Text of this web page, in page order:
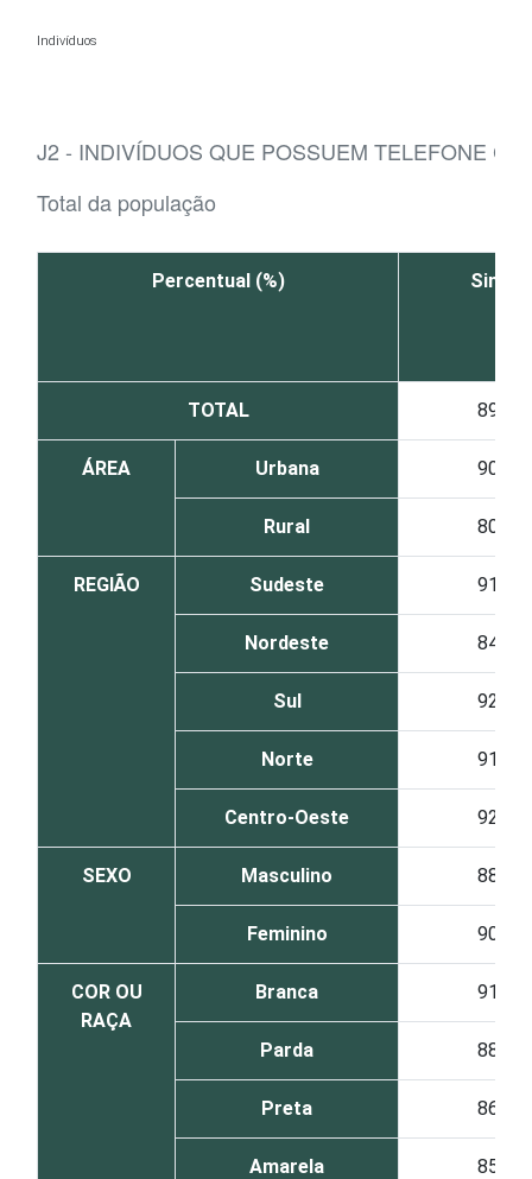
Indivíduos
J2 - INDIVÍDUOS QUE POSSUEM TELEFONE
Total da população
Percentual (%) Sim
TOTAL 89
ÁREA Urbana 90
Rural 80
REGIÃO Sudeste 91
Nordeste 84
Sul 92
Norte 91
Centro-Oeste 92
SEXO Masculino 88
Feminino 90
COR OU
RAÇA
Branca 91
Parda 88
Preta 86
Amarela 85